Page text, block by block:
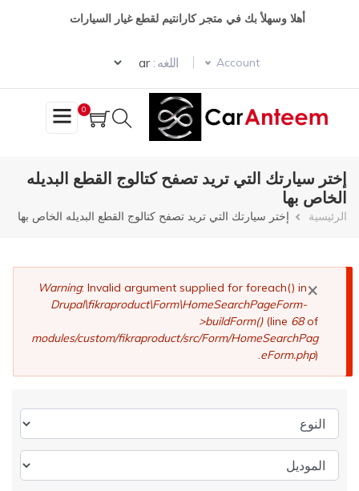
أهلا وسهلأ بك في متجر كارانتيم لقطع غيار السيارات
Account اللغه :
Select your language
0
إختر سيارتك التي تريد تصفح كتالوج القطع البديله
الخاص بها
مسار
الرئيسية إختر سيارتك التي تريد تصفح كتالوج القطع البديله الخاص بها
×
رسالة
الخطأ
Warning: Invalid argument supplied for foreach() in
Drupal\fikraproduct\Form\HomeSearchPageForm-
>buildForm()(line 68of
modules/custom/fikraproduct/src/Form/HomeSearchPag
eForm.php).
النوع
الموديل